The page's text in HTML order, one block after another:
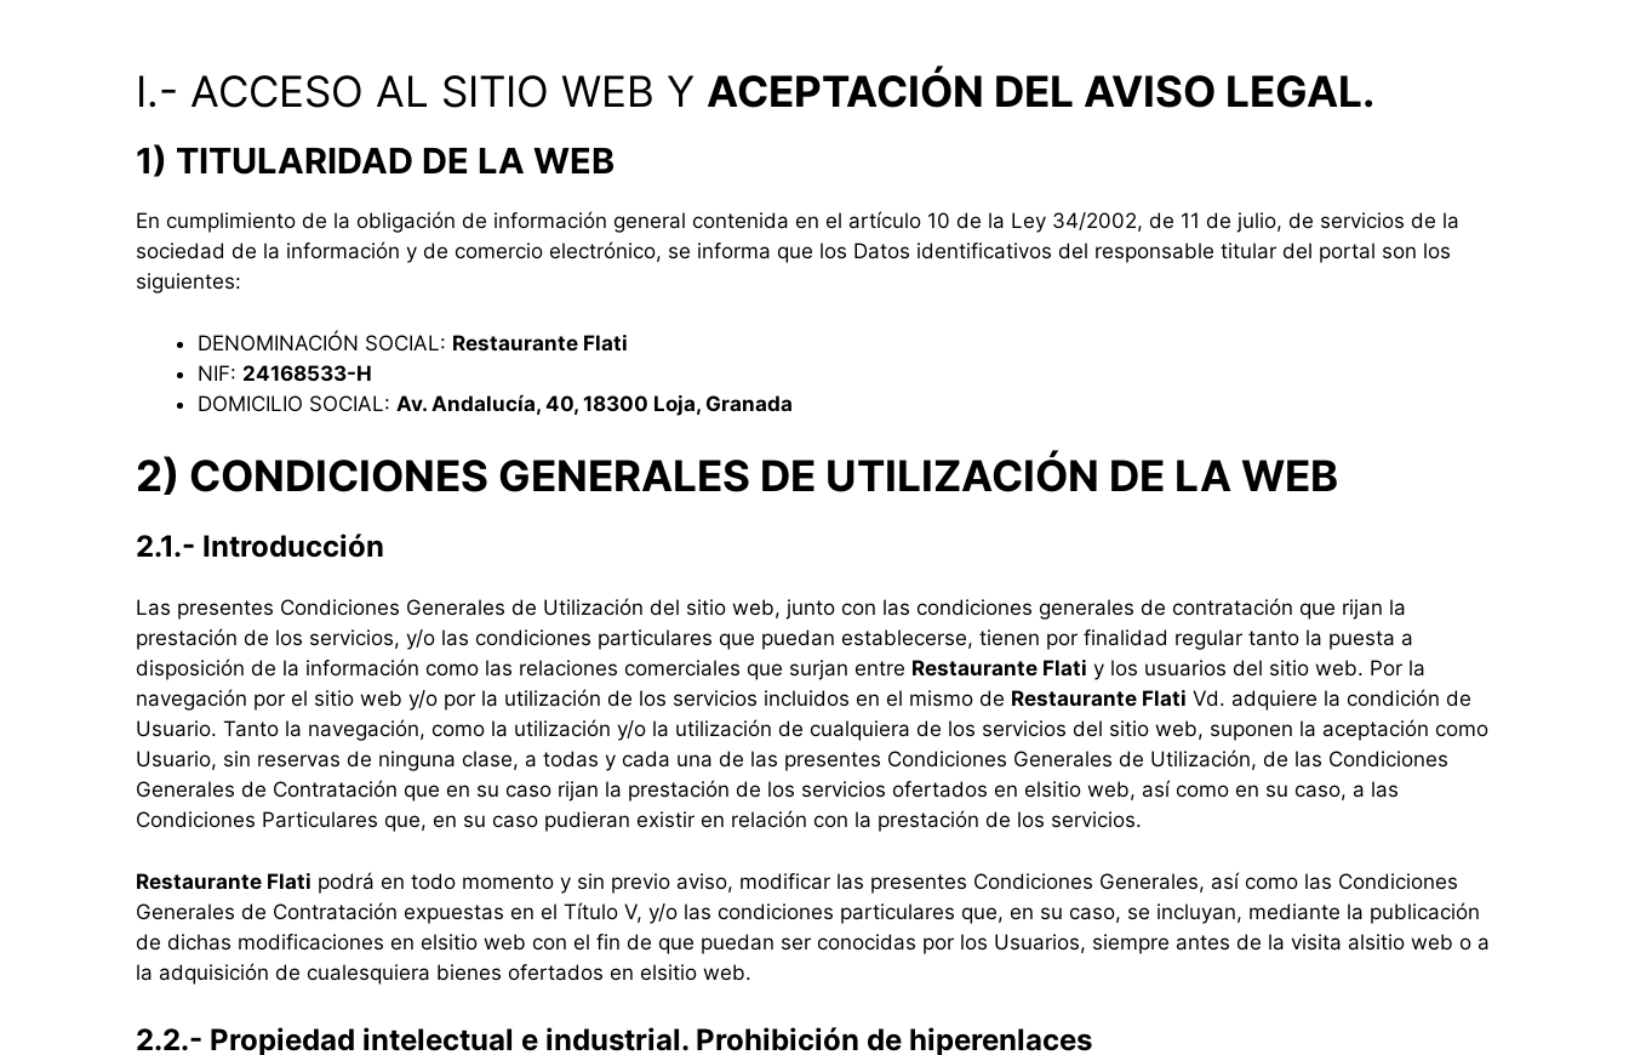
I.- ACCESO AL SITIO WEB Y ACEPTACIÓN DEL AVISO LEGAL.
1) TITULARIDAD DE LA WEB
En cumplimiento de la obligación de información general contenida en el artículo 10 de la Ley 34/2002, de 11 de julio, de servicios de la
sociedad de la información y de comercio electrónico, se informa que los Datos identificativos del responsable titular del portal son los
siguientes:
DENOMINACIÓN SOCIAL: Restaurante Flati
NIF: 24168533-H
DOMICILIO SOCIAL: Av. Andalucía, 40, 18300 Loja, Granada
2) CONDICIONES GENERALES DE UTILIZACIÓN DE LA WEB
2.1.- Introducción
Las presentes Condiciones Generales de Utilización del sitio web, junto con las condiciones generales de contratación que rijan la
prestación de los servicios, y/o las condiciones particulares que puedan establecerse, tienen por finalidad regular tanto la puesta a
disposición de la información como las relaciones comerciales que surjan entre Restaurante Flati y los usuarios del sitio web. Por la
navegación por el sitio web y/o por la utilización de los servicios incluidos en el mismo de Restaurante Flati Vd. adquiere la condición de
Usuario. Tanto la navegación, como la utilización y/o la utilización de cualquiera de los servicios del sitio web, suponen la aceptación como
Usuario, sin reservas de ninguna clase, a todas y cada una de las presentes Condiciones Generales de Utilización, de las Condiciones
Generales de Contratación que en su caso rijan la prestación de los servicios ofertados en elsitio web, así como en su caso, a las
Condiciones Particulares que, en su caso pudieran existir en relación con la prestación de los servicios.
Restaurante Flati podrá en todo momento y sin previo aviso, modificar las presentes Condiciones Generales, así como las Condiciones
Generales de Contratación expuestas en el Título V, y/o las condiciones particulares que, en su caso, se incluyan, mediante la publicación
de dichas modificaciones en elsitio web con el fin de que puedan ser conocidas por los Usuarios, siempre antes de la visita alsitio web o a
la adquisición de cualesquiera bienes ofertados en elsitio web.
2.2.- Propiedad intelectual e industrial. Prohibición de hiperenlaces